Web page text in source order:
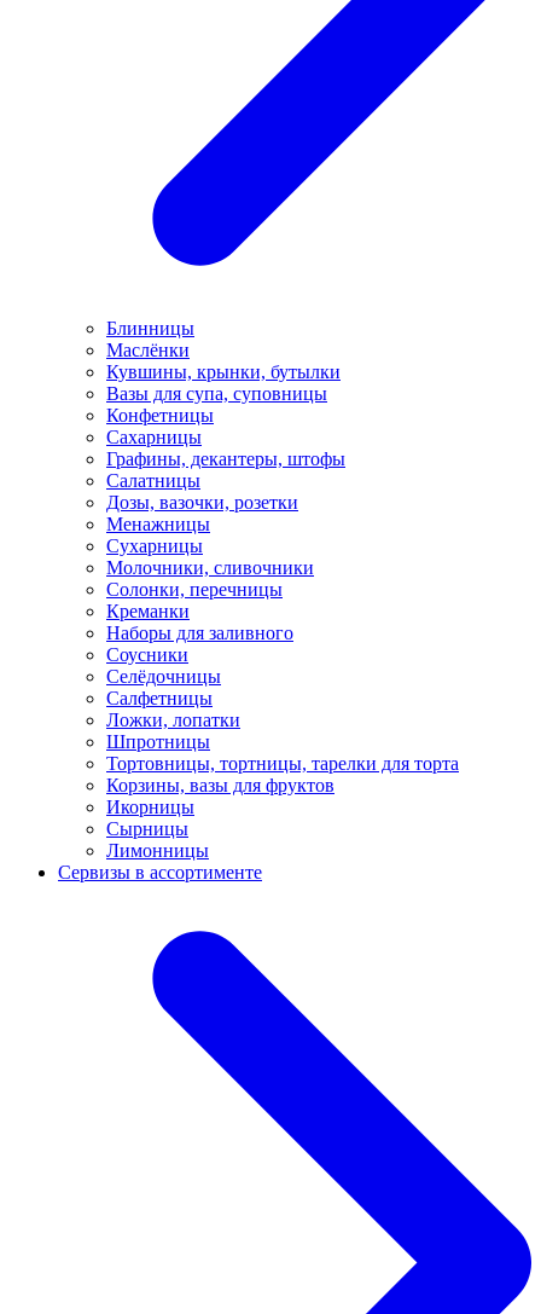
Блинницы
Маслёнки
Кувшины, крынки, бутылки
Вазы для супа, суповницы
Конфетницы
Сахарницы
Графины, декантеры, штофы
Салатницы
Дозы, вазочки, розетки
Менажницы
Сухарницы
Молочники, сливочники
Солонки, перечницы
Креманки
Наборы для заливного
Соусники
Селёдочницы
Салфетницы
Ложки, лопатки
Шпротницы
Тортовницы, тортницы, тарелки для торта
Корзины, вазы для фруктов
Икорницы
Сырницы
Лимонницы
Сервизы в ассортименте